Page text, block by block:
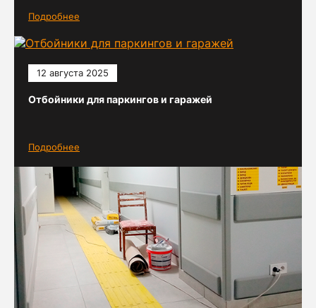
Подробнее
12 августа 2025
Отбойники для паркингов и гаражей
Подробнее